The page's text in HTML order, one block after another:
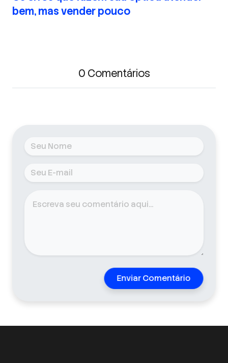
bem, mas vender pouco
0 Comentários
Enviar Comentário